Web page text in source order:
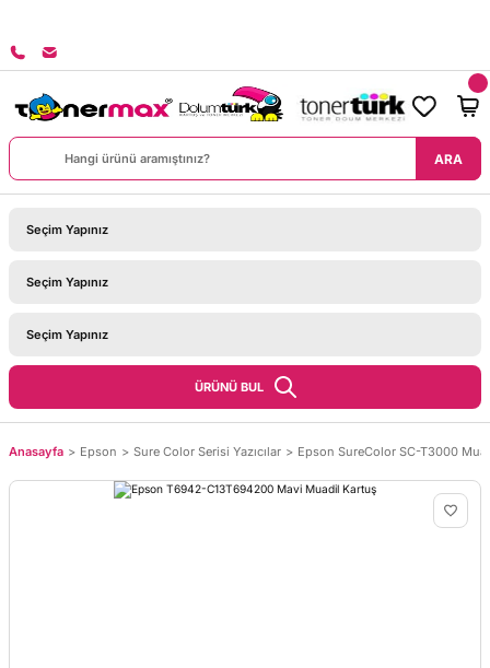
ARA
ÜRÜNÜ BUL
Anasayfa Epson Sure Color Serisi Yazıcılar Epson SureColor SC-T3000